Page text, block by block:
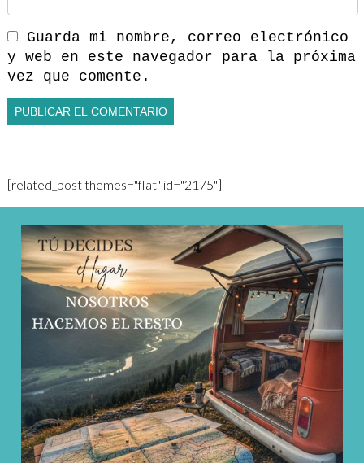
Guarda mi nombre, correo electrónico
y web en este navegador para la próxima
vez que comente.
[related_post themes="flat" id="2175"]